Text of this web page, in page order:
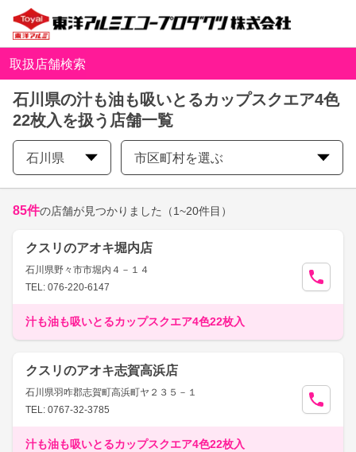
取扱店舗検索
石川県の汁も油も吸いとるカップスクエア4色
22枚入を扱う店舗一覧
石川県 市区町村を選ぶ
85件の店舗が見つかりました （1~20件目）
クスリのアオキ堀内店
石川県野々市市堀内４－１４
TEL: 076-220-6147
汁も油も吸いとるカップスクエア4色22枚入
クスリのアオキ志賀高浜店
石川県羽咋郡志賀町高浜町ヤ２３５－１
TEL: 0767-32-3785
汁も油も吸いとるカップスクエア4色22枚入